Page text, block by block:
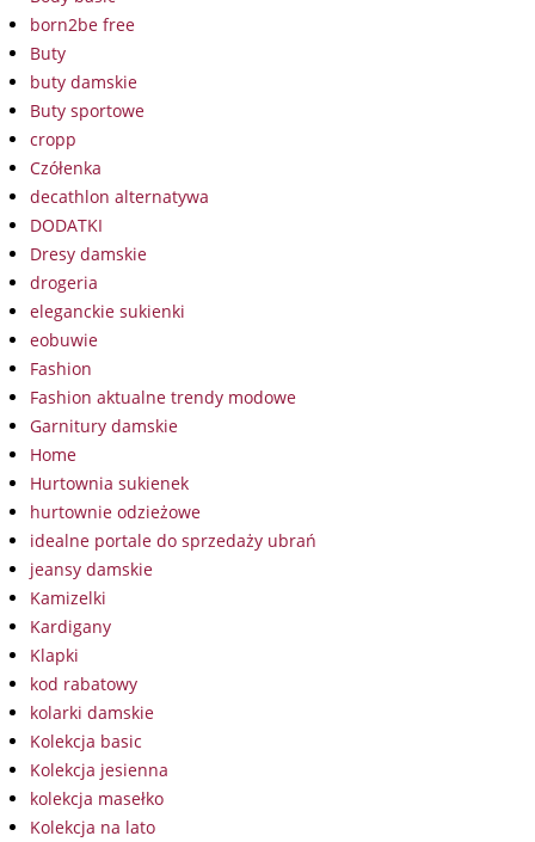
born2be free
Buty
buty damskie
Buty sportowe
cropp
Czółenka
decathlon alternatywa
DODATKI
Dresy damskie
drogeria
eleganckie sukienki
eobuwie
Fashion
Fashion aktualne trendy modowe
Garnitury damskie
Home
Hurtownia sukienek
hurtownie odzieżowe
idealne portale do sprzedaży ubrań
jeansy damskie
Kamizelki
Kardigany
Klapki
kod rabatowy
kolarki damskie
Kolekcja basic
Kolekcja jesienna
kolekcja masełko
Kolekcja na lato